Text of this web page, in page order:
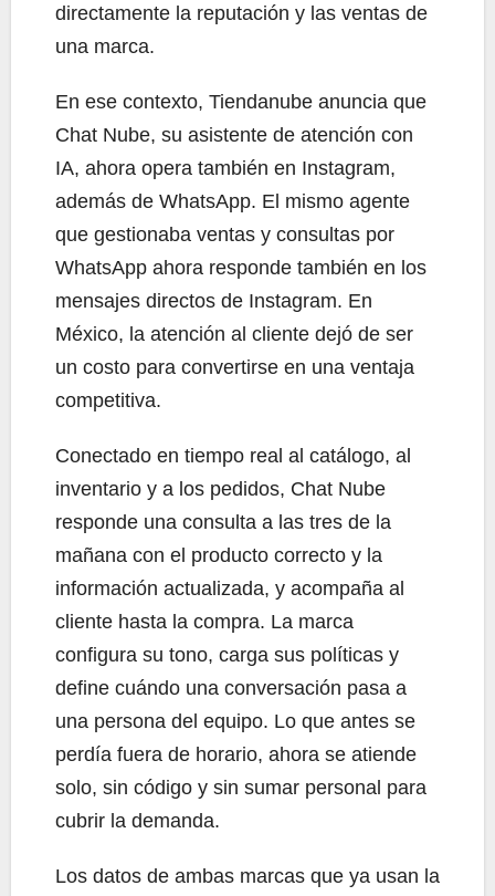
directamente la reputación y las ventas de
una marca.
En ese contexto, Tiendanube anuncia que
Chat Nube, su asistente de atención con
IA, ahora opera también en Instagram,
además de WhatsApp. El mismo agente
que gestionaba ventas y consultas por
WhatsApp ahora responde también en los
mensajes directos de Instagram. En
México, la atención al cliente dejó de ser
un costo para convertirse en una ventaja
competitiva.
Conectado en tiempo real al catálogo, al
inventario y a los pedidos, Chat Nube
responde una consulta a las tres de la
mañana con el producto correcto y la
información actualizada, y acompaña al
cliente hasta la compra. La marca
configura su tono, carga sus políticas y
define cuándo una conversación pasa a
una persona del equipo. Lo que antes se
perdía fuera de horario, ahora se atiende
solo, sin código y sin sumar personal para
cubrir la demanda.
Los datos de ambas marcas que ya usan la